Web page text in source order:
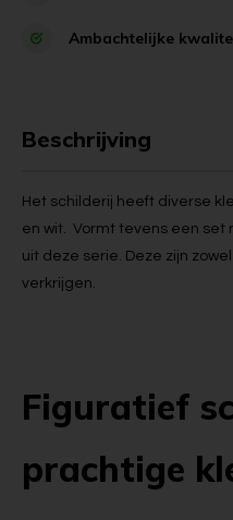
Ambachtelijke
Beschrijving
Het schilderij heeft diverse
en wit. Vormt tevens een set
uit deze serie. Deze zijn
verkrijgen.
Figuratief
prachtige